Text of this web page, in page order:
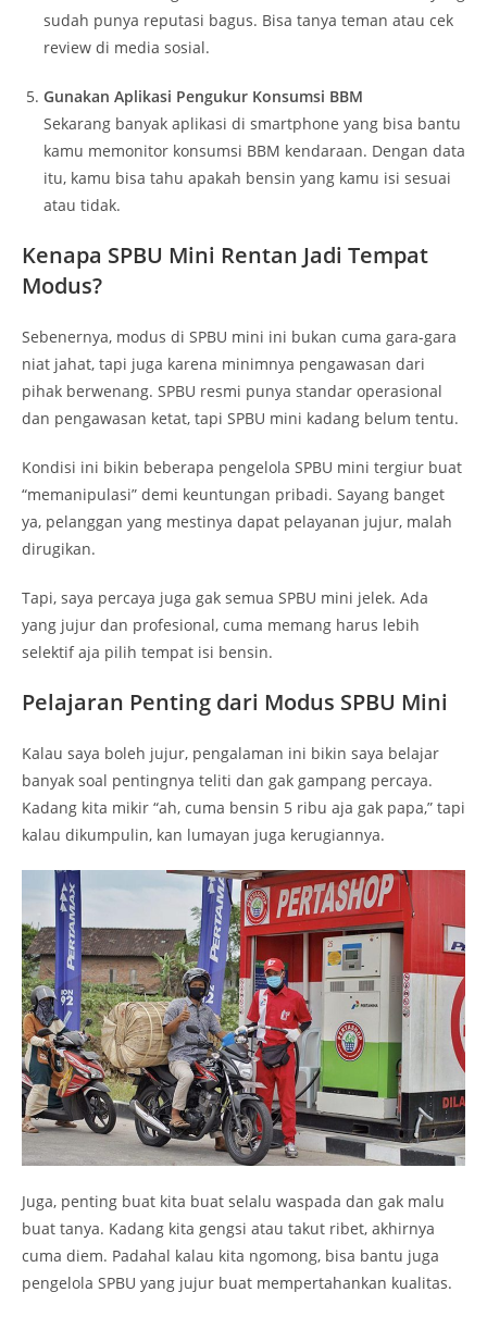
sudah punya reputasi bagus. Bisa tanya teman atau cek
review di media sosial.
Gunakan Aplikasi Pengukur Konsumsi BBM
Sekarang banyak aplikasi di smartphone yang bisa bantu
kamu memonitor konsumsi BBM kendaraan. Dengan data
itu, kamu bisa tahu apakah bensin yang kamu isi sesuai
atau tidak.
Kenapa SPBU Mini Rentan Jadi Tempat
Modus?
Sebenernya, modus di SPBU mini ini bukan cuma gara-gara
niat jahat, tapi juga karena minimnya pengawasan dari
pihak berwenang. SPBU resmi punya standar operasional
dan pengawasan ketat, tapi SPBU mini kadang belum tentu.
Kondisi ini bikin beberapa pengelola SPBU mini tergiur buat
“memanipulasi” demi keuntungan pribadi. Sayang banget
ya, pelanggan yang mestinya dapat pelayanan jujur, malah
dirugikan.
Tapi, saya percaya juga gak semua SPBU mini jelek. Ada
yang jujur dan profesional, cuma memang harus lebih
selektif aja pilih tempat isi bensin.
Pelajaran Penting dari Modus SPBU Mini
Kalau saya boleh jujur, pengalaman ini bikin saya belajar
banyak soal pentingnya teliti dan gak gampang percaya.
Kadang kita mikir “ah, cuma bensin 5 ribu aja gak papa,” tapi
kalau dikumpulin, kan lumayan juga kerugiannya.
Juga, penting buat kita buat selalu waspada dan gak malu
buat tanya. Kadang kita gengsi atau takut ribet, akhirnya
cuma diem. Padahal kalau kita ngomong, bisa bantu juga
pengelola SPBU yang jujur buat mempertahankan kualitas.